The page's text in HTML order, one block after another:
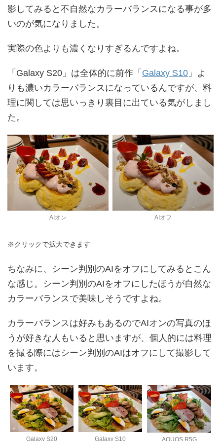
影してみると不自然なカラーバランスになる事が多
いのが気になりました。
実際の色よりも濃くなりすぎるんですよね。
「Galaxy S20」は全体的に前作「 Galaxy S10 」よ
りも濃いカラーバランスになっているんですが、料
理に関しては思いっきり裏目に出ている気がしまし
た。
AIオン AIオフ
※クリックで拡大できます
ちなみに、シーン判別のAIをオフにしてみるとこん
な感じ。シーン判別のAIをオフにしたほうが自然な
カラーバランスで美味しそうですよね。
カラーバランスは好みもあるのでAIオンの写真のほ
うが好きな人もいると思いますが、個人的には料理
を撮る際にはシーン判別のAIはオフにして撮影して
います。
Galaxy S20 Galaxy S10 AQUOS R5G